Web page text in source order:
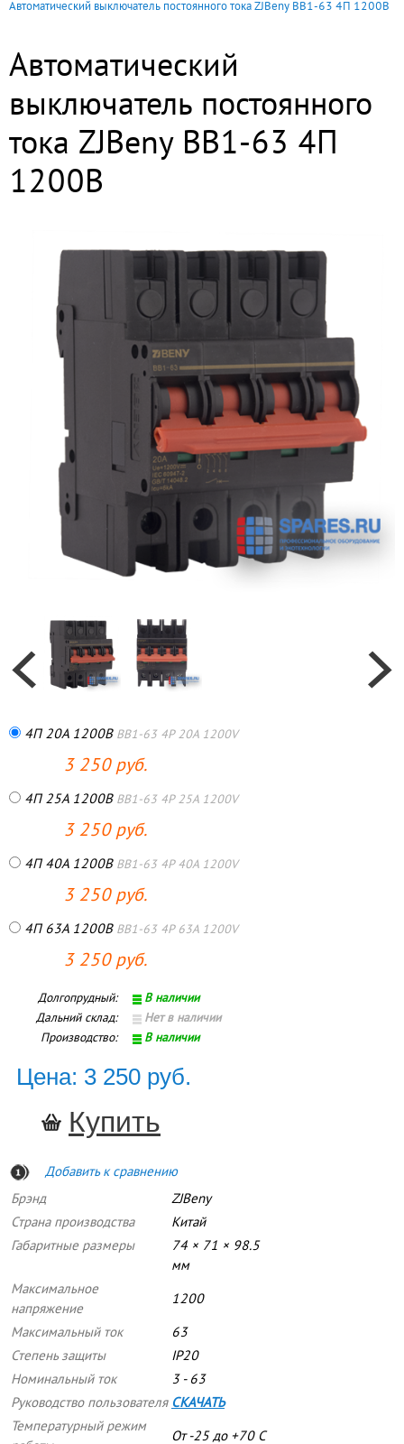
Автоматический выключатель постоянного тока ZJBeny BB1-63 4П 1200В
Автоматический
выключатель постоянного
тока ZJBeny BB1-63 4П
1200В
4П 20А 1200В BB1-63 4P 20A 1200V
3 250 руб.
4П 25А 1200В BB1-63 4P 25A 1200V
3 250 руб.
4П 40А 1200В BB1-63 4P 40A 1200V
3 250 руб.
4П 63А 1200В BB1-63 4P 63A 1200V
3 250 руб.
Долгопрудный:
В наличии
Дальний склад:
Нет в наличии
Производство:
В наличии
Цена: 3 250 руб.
Добавить к сравнению
Брэнд
ZJBeny
Страна производства
Китай
Габаритные размеры
74 × 71 × 98.5
мм
Максимальное
напряжение
1200
Максимальный ток
63
Степень защиты
IP20
Номинальный ток
3 - 63
Руководство пользователя СКАЧАТЬ
Температурный режим
От -25 до +70 C